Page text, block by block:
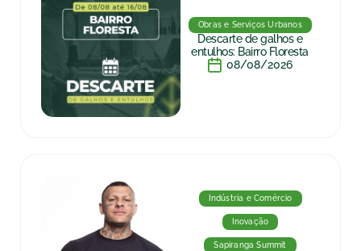
Obras e Serviços Urbanos
Descarte de galhos e
entulhos: Bairro Floresta
08/08/2026
Indústria e Comércio
Inovação
Sapiranga Summit